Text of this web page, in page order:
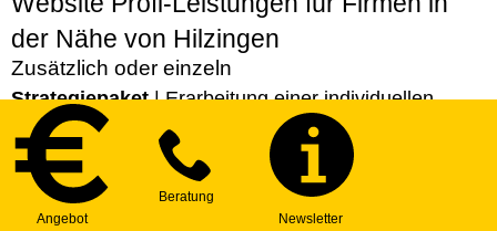
der Nähe von Hilzingen
Zusätzlich oder einzeln
Strategiepaket| Erarbeitung einer individuellen
Strategie für Ihre Website
Express-Service | Bevorzugte Erstellung Ihres
Projekts